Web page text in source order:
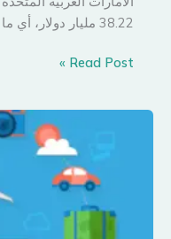
38.22 مليار دولار، أي ما يقارب
ماهي
السعودية
Read Post »